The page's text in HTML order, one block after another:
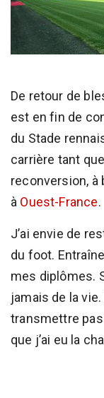
De retour de
est en fin de
du Stade
carrière tant
reconversion, à
à Ouest-France.
J’ai envie de
du foot.
mes diplômes.
jamais de la
transmettre
que j’ai eu la